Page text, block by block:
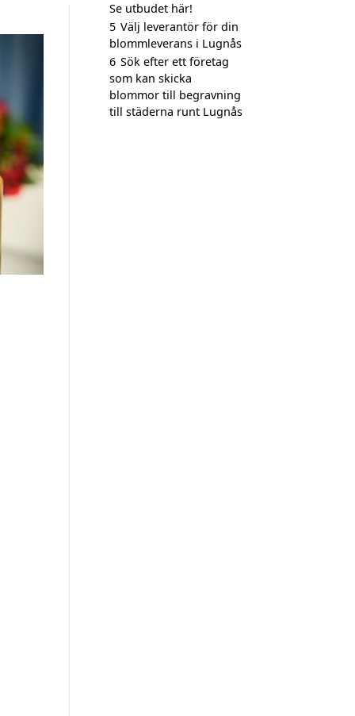
Se utbudet här!
5 Välj leverantör för din
blommleverans i Lugnås
6 Sök efter ett företag
som kan skicka
blommor till begravning
till städerna runt Lugnås